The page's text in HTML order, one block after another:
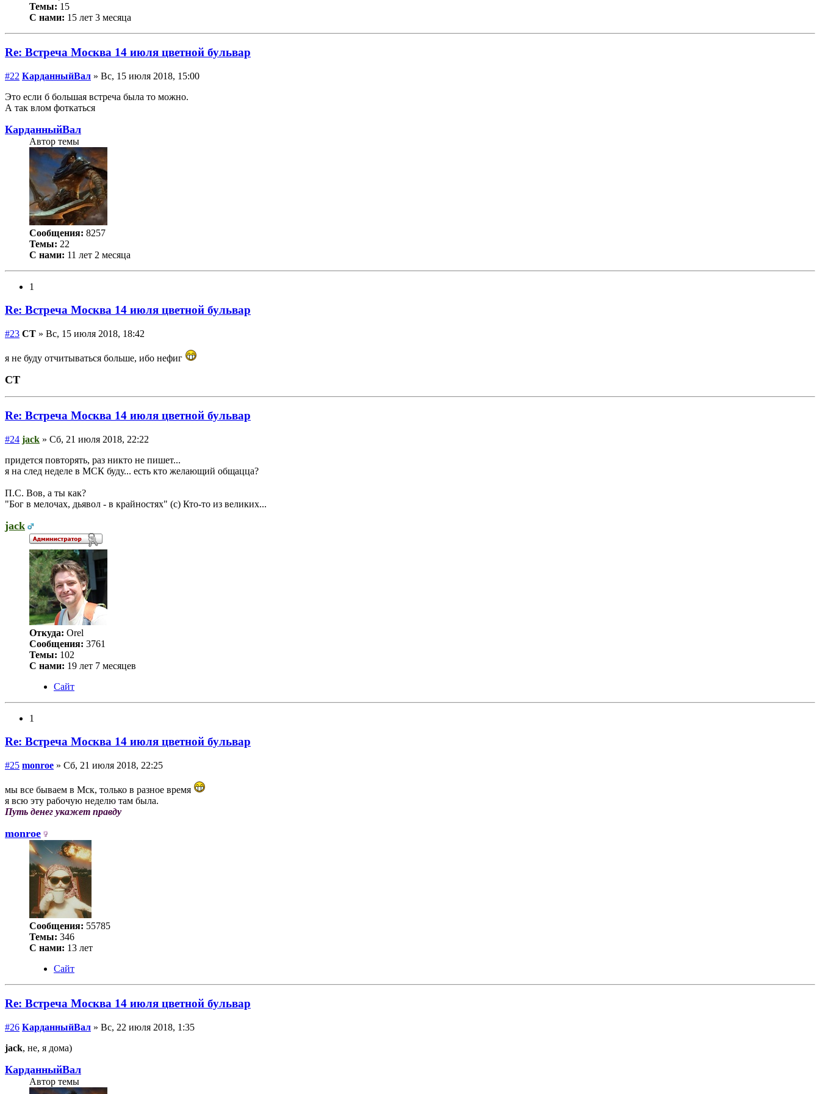
Темы: 15
С нами: 15 лет 3 месяца
Re: Встреча Москва 14 июля цветной бульвар
#22 КарданныйВал » Вс, 15 июля 2018, 15:00
Это если б большая встреча была то можно.
А так влом фоткаться
КарданныйВал
Автор темы
Сообщения: 8257
Темы: 22
С нами: 11 лет 2 месяца
1
Re: Встреча Москва 14 июля цветной бульвар
#23 СТ » Вс, 15 июля 2018, 18:42
я не буду отчитываться больше, ибо нефиг
СТ
Re: Встреча Москва 14 июля цветной бульвар
#24 jack » Сб, 21 июля 2018, 22:22
придется повторять, раз никто не пишет...
я на след неделе в МСК буду... есть кто желающий общацца?
П.С. Вов, а ты как?
"Бог в мелочах, дьявол - в крайностях" (с) Кто-то из великих...
jack
Откуда: Orel
Сообщения: 3761
Темы: 102
С нами: 19 лет 7 месяцев
Сайт
1
Re: Встреча Москва 14 июля цветной бульвар
#25 monroe » Сб, 21 июля 2018, 22:25
мы все бываем в Мск, только в разное время
я всю эту рабочую неделю там была.
Путь денег укажет правду
monroe
Сообщения: 55785
Темы: 346
С нами: 13 лет
Сайт
Re: Встреча Москва 14 июля цветной бульвар
#26 КарданныйВал » Вс, 22 июля 2018, 1:35
jack, не, я дома)
КарданныйВал
Автор темы